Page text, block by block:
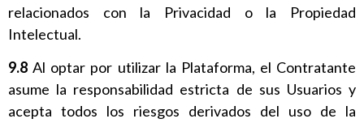
relacionados con la Privacidad o la Propiedad
Intelectual.
9.8Al optar por utilizar la Plataforma, el Contratante
asume la responsabilidad estricta de sus Usuarios y
acepta todos los riesgos derivados del uso de la